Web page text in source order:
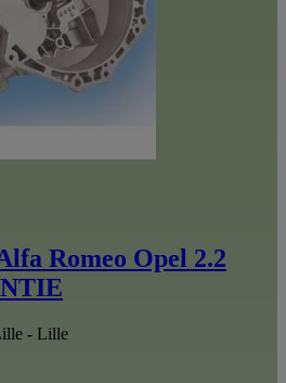
Romeo Opel 2.2
- Lille